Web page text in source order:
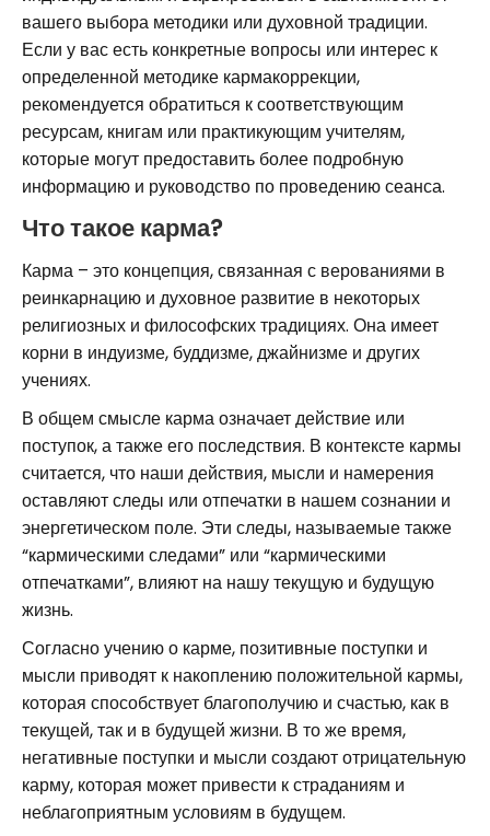
вашего выбора методики или духовной традиции.
Если у вас есть конкретные вопросы или интерес к
определенной методике кармакоррекции,
рекомендуется обратиться к соответствующим
ресурсам, книгам или практикующим учителям,
которые могут предоставить более подробную
информацию и руководство по проведению сеанса.
Что такое карма?
Карма – это концепция, связанная с верованиями в
реинкарнацию и духовное развитие в некоторых
религиозных и философских традициях. Она имеет
корни в индуизме, буддизме, джайнизме и других
учениях.
В общем смысле карма означает действие или
поступок, а также его последствия. В контексте кармы
считается, что наши действия, мысли и намерения
оставляют следы или отпечатки в нашем сознании и
энергетическом поле. Эти следы, называемые также
“кармическими следами” или “кармическими
отпечатками”, влияют на нашу текущую и будущую
жизнь.
Согласно учению о карме, позитивные поступки и
мысли приводят к накоплению положительной кармы,
которая способствует благополучию и счастью, как в
текущей, так и в будущей жизни. В то же время,
негативные поступки и мысли создают отрицательную
карму, которая может привести к страданиям и
неблагоприятным условиям в будущем.